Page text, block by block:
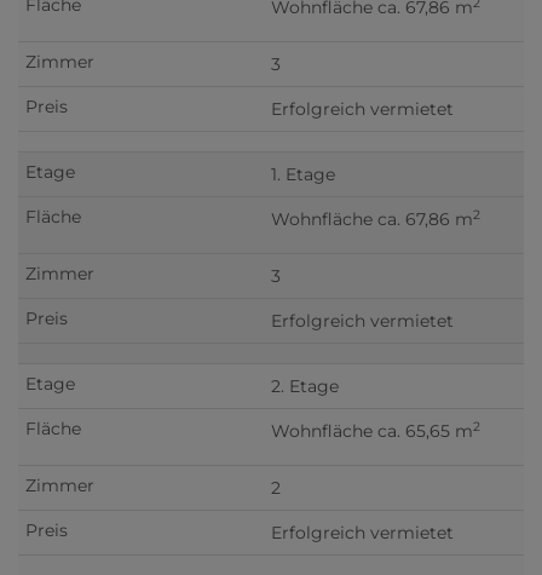
Wohnfläche ca. 67,86 m2
3
Erfolgreich vermietet
1. Etage
Wohnfläche ca. 67,86 m2
3
Erfolgreich vermietet
2. Etage
Wohnfläche ca. 65,65 m2
2
Erfolgreich vermietet